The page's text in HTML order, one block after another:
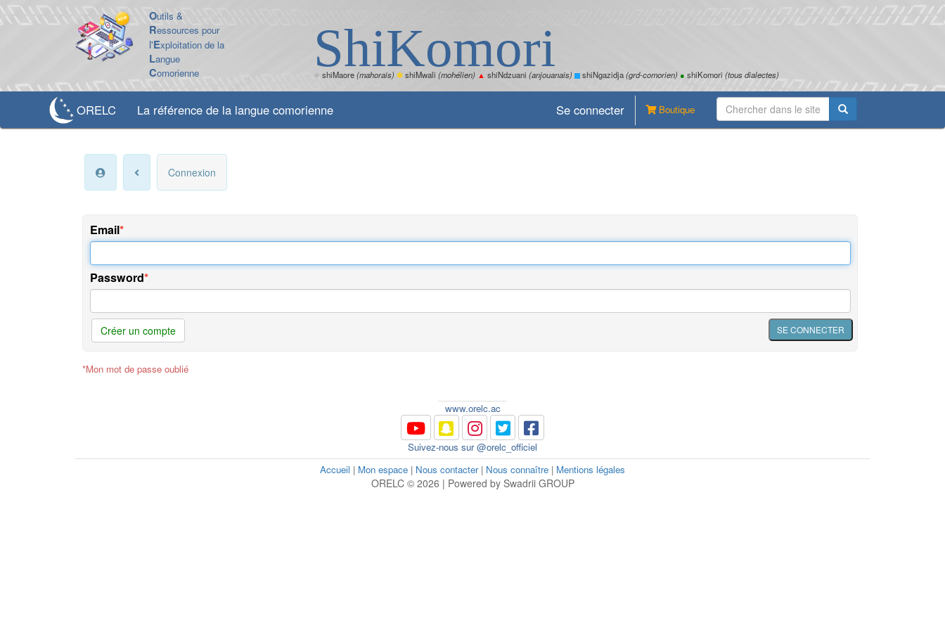
Outils &
Ressources pour
l'Exploitation de la
Langue
Comorienne ShiKomori
✧ shiMaore(mahorais) ✽shiMwali (mohélien) ▲ shiNdzuani (anjouanais) shiNgazidja(grd-comorien) ● shiKomori (tous dialectes)
ORELC La référence de la langue comorienne Boutique
Se connecter
Connexion
Email
Password
Créer un compte
*Mon mot de passe oublié
www.orelc.ac
Suivez-nous sur @orelc_officiel
Accueil | Mon espace | Nous contacter| Nous connaître | Mentions légales
ORELC © 2026 | Powered by Swadrii GROUP